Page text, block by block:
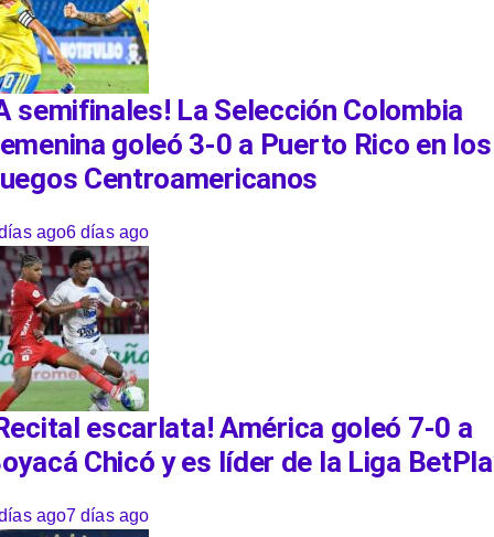
semifinales! La Selección Colombia
goleó 3-0 a Puerto Rico en los
Centroamericanos
ago6 días ago
escarlata! América goleó 7-0 a
Chicó y es líder de la Liga
ago7 días ago